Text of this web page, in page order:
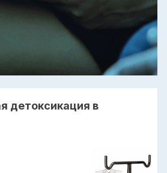
детоксикация в